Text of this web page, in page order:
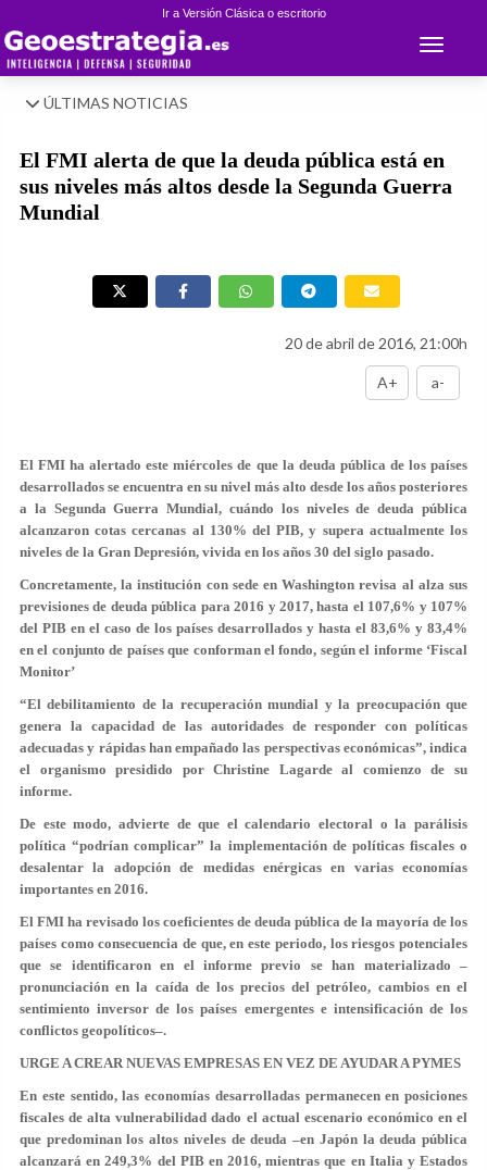
Ir a Versión Clásica o escritorio
Toggle
ÚLTIMAS NOTICIAS
El FMI alerta de que la deuda pública está en
sus niveles más altos desde la Segunda Guerra
Mundial
20 de abril de 2016, 21:00h
A+ a-
El FMI ha alertado este miércoles de que la deuda pública de los países
desarrollados se encuentra en su nivel más alto desde los años posteriores
a la Segunda Guerra Mundial, cuándo los niveles de deuda pública
alcanzaron cotas cercanas al 130% del PIB, y supera actualmente los
niveles de la Gran Depresión, vivida en los años 30 del siglo pasado.
Concretamente, la institución con sede en Washington revisa al alza sus
previsiones de deuda pública para 2016 y 2017, hasta el 107,6% y 107%
del PIB en el caso de los países desarrollados y hasta el 83,6% y 83,4%
en el conjunto de países que conforman el fondo, según el informe ‘Fiscal
Monitor’
“El debilitamiento de la recuperación mundial y la preocupación que
genera la capacidad de las autoridades de responder con políticas
adecuadas y rápidas han empañado las perspectivas económicas”, indica
el organismo presidido por Christine Lagarde al comienzo de su
informe.
De este modo, advierte de que el calendario electoral o la parálisis
política “podrían complicar” la implementación de políticas fiscales o
desalentar la adopción de medidas enérgicas en varias economías
importantes en 2016.
El FMI ha revisado los coeficientes de deuda pública de la mayoría de los
países como consecuencia de que, en este periodo, los riesgos potenciales
que se identificaron en el informe previo se han materializado –
pronunciación en la caída de los precios del petróleo, cambios en el
sentimiento inversor de los países emergentes e intensificación de los
conflictos geopolíticos–.
URGE A CREAR NUEVAS EMPRESAS EN VEZ DE AYUDAR A PYMES
En este sentido, las economías desarrolladas permanecen en posiciones
fiscales de alta vulnerabilidad dado el actual escenario económico en el
que predominan los altos niveles de deuda –en Japón la deuda pública
alcanzará en 249,3% del PIB en 2016, mientras que en Italia y Estados